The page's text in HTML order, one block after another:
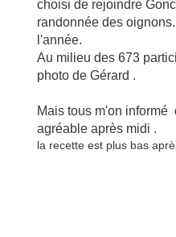
choisi de rejoindre
randonnée des
l'année.
Au milieu des 673
photo de Gérard .
Mais tous m'on
agréable après midi .
la recette est plus bas